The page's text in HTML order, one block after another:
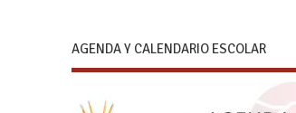
AGENDA Y CALENDARIO ESCOLAR